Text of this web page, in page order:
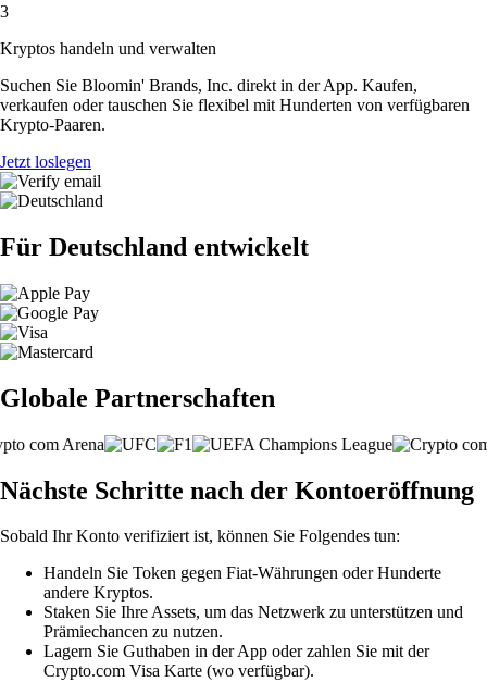
3
Kryptos handeln und verwalten
Suchen Sie Bloomin' Brands, Inc. direkt in der App. Kaufen,
verkaufen oder tauschen Sie flexibel mit Hunderten von verfügbaren
Krypto-Paaren.
Jetzt loslegen
Für Deutschland entwickelt
Globale Partnerschaften
Nächste Schritte nach der Kontoeröffnung
Sobald Ihr Konto verifiziert ist, können Sie Folgendes tun:
Handeln Sie Token gegen Fiat-Währungen oder Hunderte
andere Kryptos.
Staken Sie Ihre Assets, um das Netzwerk zu unterstützen und
Prämiechancen zu nutzen.
Lagern Sie Guthaben in der App oder zahlen Sie mit der
Crypto.com Visa Karte (wo verfügbar).